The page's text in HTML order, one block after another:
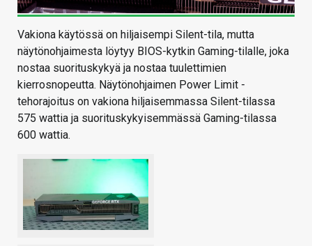
Vakiona käytössä on hiljaisempi Silent-tila, mutta
näytönohjaimesta löytyy BIOS-kytkin Gaming-tilalle, joka
nostaa suorituskykyä ja nostaa tuulettimien
kierrosnopeutta. Näytönohjaimen Power Limit -
tehorajoitus on vakiona hiljaisemmassa Silent-tilassa
575 wattia ja suorituskykyisemmässä Gaming-tilassa
600 wattia.